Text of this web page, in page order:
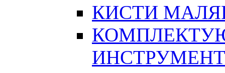
КИСТИ